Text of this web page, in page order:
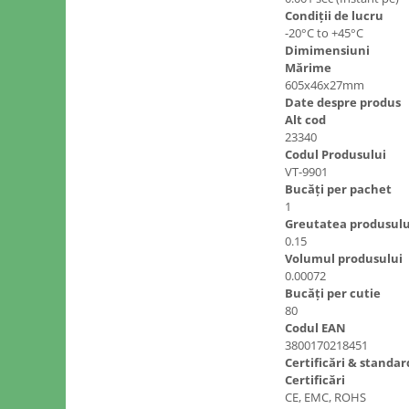
Condiții de lucru
-20°C to +45°C
Dimimensiuni
Mărime
605x46x27mm
Date despre produs
Alt cod
23340
Codul Produsului
VT-9901
Bucăți per pachet
1
Greutatea
0.15
Volumul produsului
0.00072
Bucăți per cutie
80
Codul EAN
3800170218451
Certificări &
Certificări
CE, EMC, ROHS